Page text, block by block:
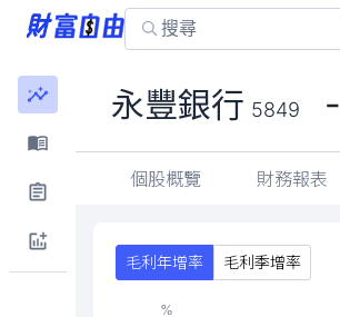
永豐銀行 5849 -
個股概覽 財務報表
毛利年增率 毛利季增率